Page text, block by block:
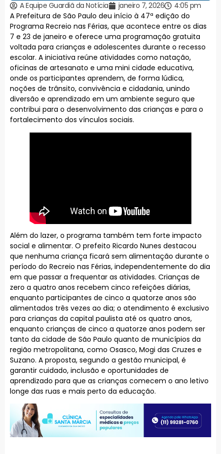
A Equipe Guardiã da Notícia janeiro 7, 2026
4:05 pm
A Prefeitura de São Paulo deu início à 47ª edição do
Programa Recreio nas Férias, que acontece entre os dias
7 e 23 de janeiro e oferece uma programação gratuita
voltada para crianças e adolescentes durante o recesso
escolar. A iniciativa reúne atividades como natação,
oficinas de artesanato e uma mini cidade educativa,
onde os participantes aprendem, de forma lúdica,
noções de trânsito, convivência e cidadania, unindo
diversão e aprendizado em um ambiente seguro que
contribui para o desenvolvimento das crianças e para o
fortalecimento dos vínculos sociais.
Além do lazer, o programa também tem forte impacto
social e alimentar. O prefeito Ricardo Nunes destacou
que nenhuma criança ficará sem alimentação durante o
período do Recreio nas Férias, independentemente do dia
em que passar a frequentar as atividades. Crianças de
zero a quatro anos recebem cinco refeições diárias,
enquanto participantes de cinco a quatorze anos são
alimentados três vezes ao dia; o atendimento é exclusivo
para crianças da capital paulista até os quatro anos,
enquanto crianças de cinco a quatorze anos podem ser
tanto da cidade de São Paulo quanto de municípios da
região metropolitana, como Osasco, Mogi das Cruzes e
Suzano. A proposta, segundo a gestão municipal, é
garantir cuidado, inclusão e oportunidades de
aprendizado para que as crianças comecem o ano letivo
longe das ruas e mais perto da educação.